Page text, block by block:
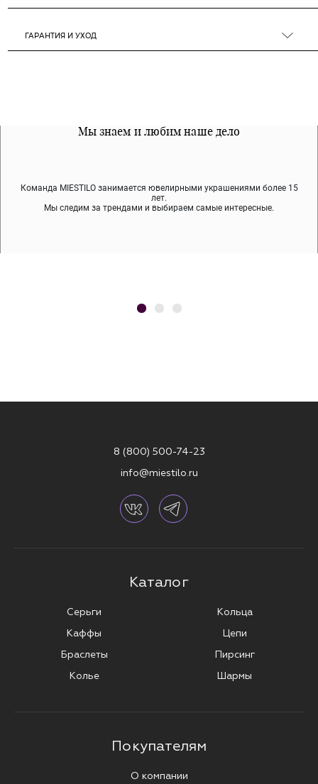
ГАРАНТИЯ И УХОД
Мы знаем и любим наше дело
Команда MIESTILO занимается ювелирными украшениями более 15
лет.
Мы следим за трендами и выбираем самые интересные.
Все наши материалы гипоалергенны
Мы используем покрытие (родий, ювелирный сплав), которое не
содержит никеля и свинца — это исключает аллергию.
Примерка перед покупкой
Во время доставки спокойно примеряйте украшения, выбирайте те,
что вам нравятся, остальные заберёт курьер.
8 (800) 500-74-23
info@miestilo.ru
Каталог
Серьги
Каффы
Браслеты
Колье
Кольца
Цепи
Пирсинг
Шармы
Покупателям
О компании